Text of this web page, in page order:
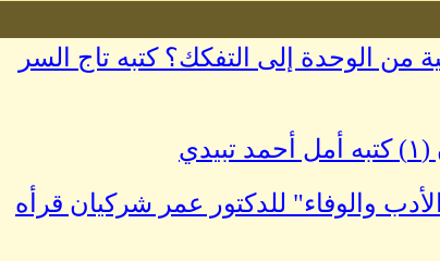
من الوحدة إلى التفكك؟ كتبه تاج السر
والوفاء" للدكتور عمر شركيان قرأه